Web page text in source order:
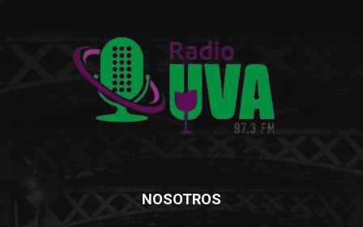
NOSOTROS